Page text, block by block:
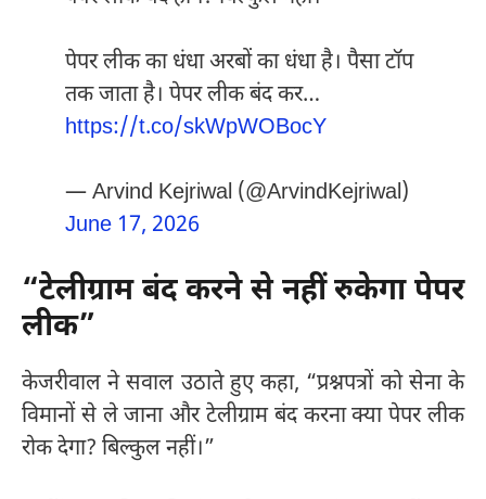
पेपर लीक का धंधा अरबों का धंधा है। पैसा टॉप
तक जाता है। पेपर लीक बंद कर…
https://t.co/skWpWOBocY
— Arvind Kejriwal (@ArvindKejriwal)
June 17, 2026
“टेलीग्राम बंद करने से नहीं रुकेगा पेपर
लीक”
केजरीवाल ने सवाल उठाते हुए कहा, “प्रश्नपत्रों को सेना के
विमानों से ले जाना और टेलीग्राम बंद करना क्या पेपर लीक
रोक देगा? बिल्कुल नहीं।”